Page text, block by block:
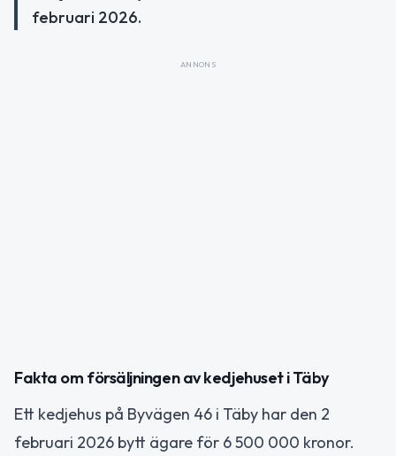
februari 2026.
ANNONS
Fakta om försäljningen av kedjehuset i Täby
Ett kedjehus på Byvägen 46 i Täby har den 2
februari 2026 bytt ägare för 6 500 000 kronor.